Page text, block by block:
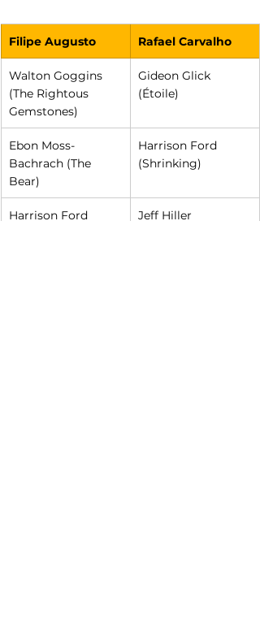
Filipe Augusto Rafael Carvalho
Walton Goggins
(The Rightous
Gemstones)
Gideon Glick
(Étoile)
Ebon Moss-
Bachrach (The
Bear)
Harrison Ford
(Shrinking)
Harrison Ford
Jeff Hiller